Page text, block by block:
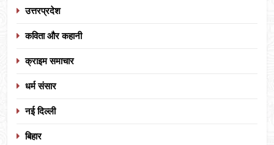
उत्तरप्रदेश
कविता और कहानी
क्राइम समाचार
धर्म संसार
नई दिल्ली
बिहार